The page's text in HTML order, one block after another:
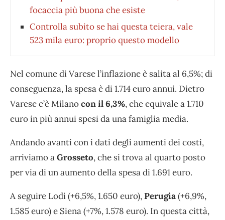
focaccia più buona che esiste
Controlla subito se hai questa teiera, vale
523 mila euro: proprio questo modello
Nel comune di Varese l’inflazione è salita al 6,5%; di
conseguenza, la spesa è di 1.714 euro annui. Dietro
Varese c’è Milanocon il 6,3%, che equivale a 1.710
euro in più annui spesi da una famiglia media.
Andando avanti con i dati degli aumenti dei costi,
arriviamo aGrosseto, che si trova al quarto posto
per via di un aumento della spesa di 1.691 euro.
A seguire Lodi (+6,5%, 1.650 euro),Perugia(+6,9%,
1.585 euro) e Siena (+7%, 1.578 euro). In questa città,